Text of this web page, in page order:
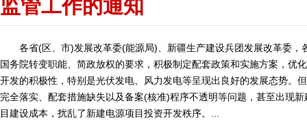
监管工作的通知
各省(区、市)发展改革委(能源局)、新疆生产建设兵团发展改革委，
国务院转变职能、简政放权的要求，积极制定配套政策和实施方案，优
开发的积极性，特别是光伏发电、风力发电等呈现出良好的发展态势。
完全落实、配套措施缺失以及备案(核准)程序不透明等问题，甚至出现
目建设成本，扰乱了新建电源项目投资开发秩序。...